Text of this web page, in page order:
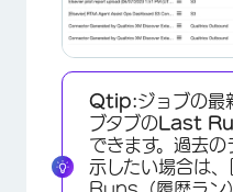
Qtip:ジョブの最
ブタブの Last
できます。過去
示したい場合は